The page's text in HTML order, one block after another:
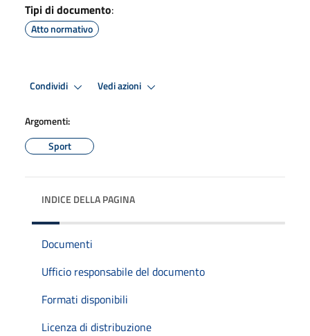
Tipi di documento:
Atto normativo
Condividi Vedi azioni
Argomenti:
Sport
INDICE DELLA PAGINA
Documenti
Ufficio responsabile del documento
Formati disponibili
Licenza di distribuzione